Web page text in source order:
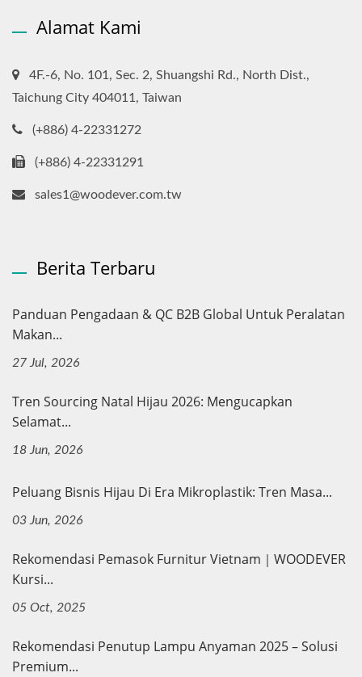
Alamat Kami
4F.-6, No. 101, Sec. 2, Shuangshi Rd., North Dist.,
Taichung City 404011, Taiwan
(+886) 4-22331272
(+886) 4-22331291
sales1@woodever.com.tw
Berita Terbaru
Panduan Pengadaan & QC B2B Global Untuk Peralatan
Makan...
27 Jul, 2026
Tren Sourcing Natal Hijau 2026: Mengucapkan
Selamat...
18 Jun, 2026
Peluang Bisnis Hijau Di Era Mikroplastik: Tren Masa...
03 Jun, 2026
Rekomendasi Pemasok Furnitur Vietnam｜WOODEVER
Kursi...
05 Oct, 2025
Rekomendasi Penutup Lampu Anyaman 2025 – Solusi
Premium...